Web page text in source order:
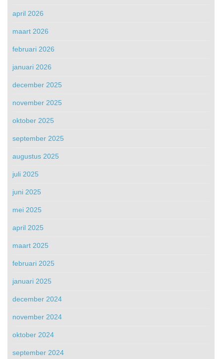
april 2026
maart 2026
februari 2026
januari 2026
december 2025
november 2025
oktober 2025
september 2025
augustus 2025
juli 2025
juni 2025
mei 2025
april 2025
maart 2025
februari 2025
januari 2025
december 2024
november 2024
oktober 2024
september 2024